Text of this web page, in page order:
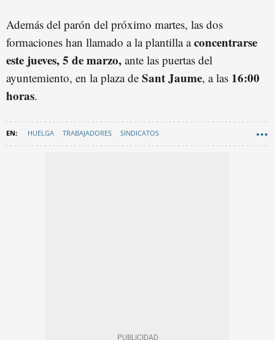
Además del parón del próximo martes, las dos
formaciones han llamado a la plantilla aconcentrarse
este jueves, 5 de marzo, ante las puertas del
ayuntemiento, en la plaza de Sant Jaume, a las 16:00
horas.
HUELGA TRABAJADORES SINDICATOS